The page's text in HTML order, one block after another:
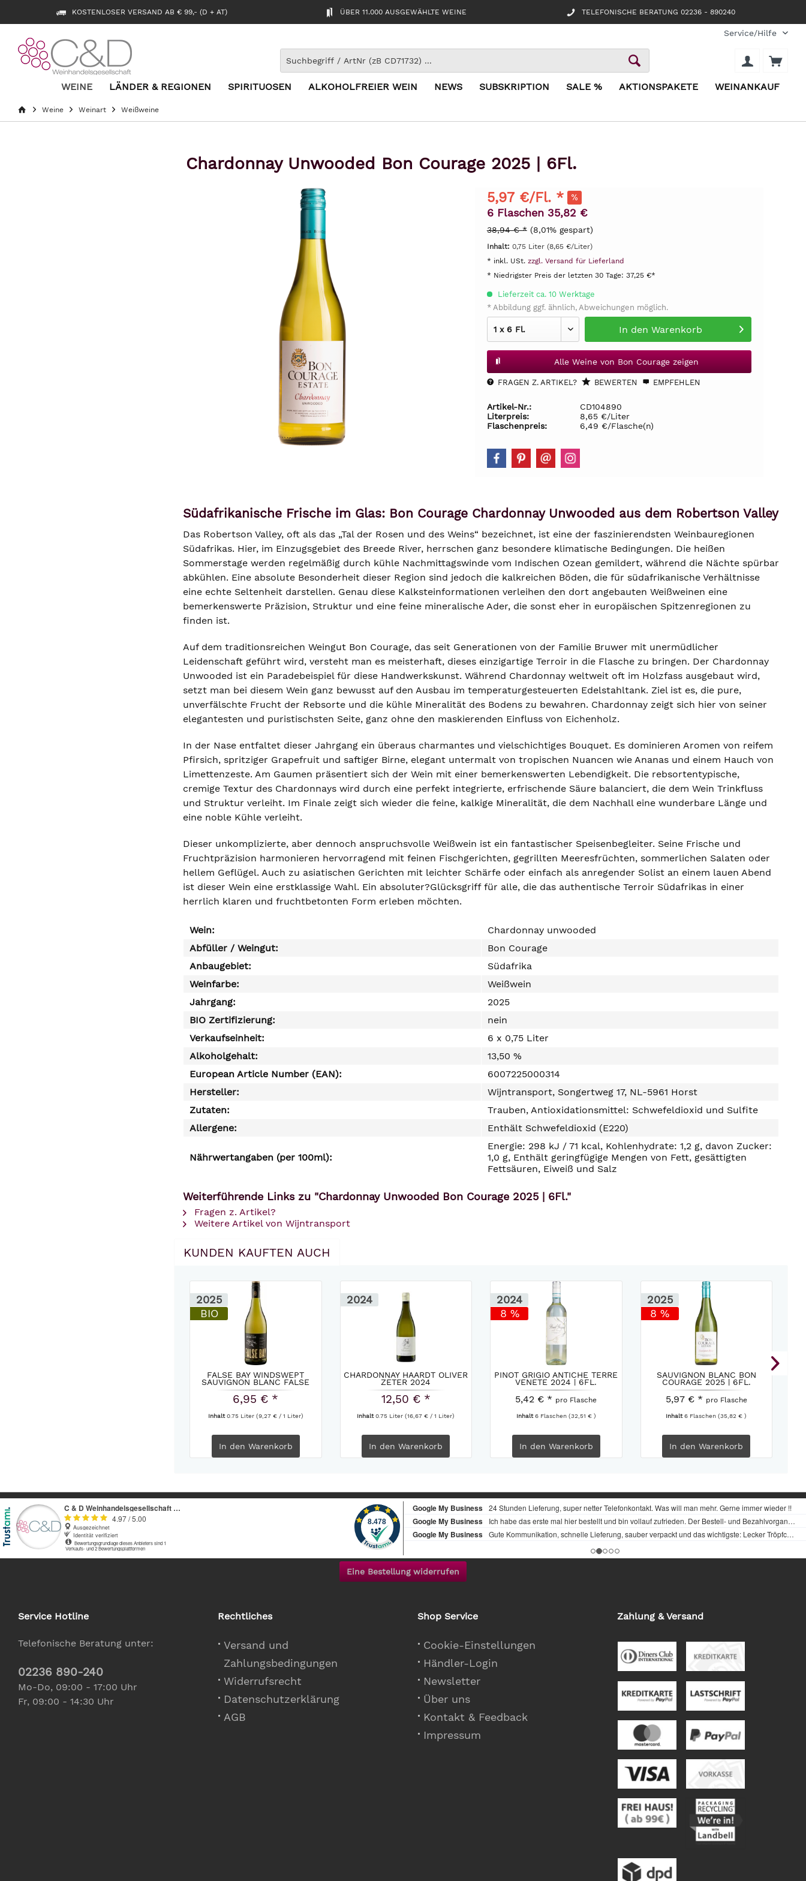
KOSTENLOSER VERSAND AB € 99,- (D + AT) ÜBER 11.000 AUSGEWÄHLTE WEINE TELEFONISCHE BERATUNG 02236 - 890240
Service/Hilfe
WEINE LÄNDER & REGIONEN SPIRITUOSEN ALKOHOLFREIER WEIN NEWS SUBSKRIPTION SALE % AKTIONSPAKETE WEINANKAUF
Weine Weinart Weißweine
Chardonnay Unwooded Bon Courage 2025 | 6Fl.
5,97 €/Fl. *
6 Flaschen 35,82 €
38,94 € * (8,01% gespart)
Inhalt: 0,75 Liter (8,65 €/Liter)
* inkl. USt. zzgl. Versand für Lieferland
* Niedrigster Preis der letzten 30 Tage: 37,25 €*
Lieferzeit ca. 10 Werktage
* Abbildung ggf. ähnlich, Abweichungen möglich.
In den Warenkorb
Alle Weine von Bon Courage zeigen
FRAGEN Z. ARTIKEL? BEWERTEN EMPFEHLEN
Artikel-Nr.:
CD104890
Literpreis:
8,65 €/Liter
Flaschenpreis:
6,49 €/Flasche(n)
Südafrikanische Frische im Glas: Bon Courage Chardonnay Unwooded aus dem Robertson Valley
Das Robertson Valley, oft als das „Tal der Rosen und des Weins“ bezeichnet, ist eine der faszinierendsten Weinbauregionen
Südafrikas. Hier, im Einzugsgebiet des Breede River, herrschen ganz besondere klimatische Bedingungen. Die heißen
Sommerstage werden regelmäßig durch kühle Nachmittagswinde vom Indischen Ozean gemildert, während die Nächte spürbar
abkühlen. Eine absolute Besonderheit dieser Region sind jedoch die kalkreichen Böden, die für südafrikanische Verhältnisse
eine echte Seltenheit darstellen. Genau diese Kalksteinformationen verleihen den dort angebauten Weißweinen eine
bemerkenswerte Präzision, Struktur und eine feine mineralische Ader, die sonst eher in europäischen Spitzenregionen zu
finden ist.
Auf dem traditionsreichen Weingut Bon Courage, das seit Generationen von der Familie Bruwer mit unermüdlicher
Leidenschaft geführt wird, versteht man es meisterhaft, dieses einzigartige Terroir in die Flasche zu bringen. Der Chardonnay
Unwooded ist ein Paradebeispiel für diese Handwerkskunst. Während Chardonnay weltweit oft im Holzfass ausgebaut wird,
setzt man bei diesem Wein ganz bewusst auf den Ausbau im temperaturgesteuerten Edelstahltank. Ziel ist es, die pure,
unverfälschte Frucht der Rebsorte und die kühle Mineralität des Bodens zu bewahren. Chardonnay zeigt sich hier von seiner
elegantesten und puristischsten Seite, ganz ohne den maskierenden Einfluss von Eichenholz.
In der Nase entfaltet dieser Jahrgang ein überaus charmantes und vielschichtiges Bouquet. Es dominieren Aromen von reifem
Pfirsich, spritziger Grapefruit und saftiger Birne, elegant untermalt von tropischen Nuancen wie Ananas und einem Hauch von
Limettenzeste. Am Gaumen präsentiert sich der Wein mit einer bemerkenswerten Lebendigkeit. Die rebsortentypische,
cremige Textur des Chardonnays wird durch eine perfekt integrierte, erfrischende Säure balanciert, die dem Wein Trinkfluss
und Struktur verleiht. Im Finale zeigt sich wieder die feine, kalkige Mineralität, die dem Nachhall eine wunderbare Länge und
eine noble Kühle verleiht.
Dieser unkomplizierte, aber dennoch anspruchsvolle Weißwein ist ein fantastischer Speisenbegleiter. Seine Frische und
Fruchtpräzision harmonieren hervorragend mit feinen Fischgerichten, gegrillten Meeresfrüchten, sommerlichen Salaten oder
hellem Geflügel. Auch zu asiatischen Gerichten mit leichter Schärfe oder einfach als anregender Solist an einem lauen Abend
ist dieser Wein eine erstklassige Wahl. Ein absoluter?Glücksgriff für alle, die das authentische Terroir Südafrikas in einer
herrlich klaren und fruchtbetonten Form erleben möchten.
Wein:
Chardonnay unwooded
Abfüller / Weingut:
Bon Courage
Anbaugebiet:
Südafrika
Weinfarbe:
Weißwein
Jahrgang:
2025
BIO Zertifizierung:
nein
Verkaufseinheit:
6 x 0,75 Liter
Alkoholgehalt:
13,50 %
European Article Number (EAN):
6007225000314
Hersteller:
Wijntransport, Songertweg 17, NL-5961 Horst
Zutaten:
Trauben, Antioxidationsmittel: Schwefeldioxid und Sulfite
Allergene:
Enthält Schwefeldioxid (E220)
Nährwertangaben (per 100ml):
Energie: 298 kJ / 71 kcal, Kohlenhydrate: 1,2 g, davon Zucker:
1,0 g, Enthält geringfügige Mengen von Fett, gesättigten
Fettsäuren, Eiweiß und Salz
Weiterführende Links zu "Chardonnay Unwooded Bon Courage 2025 | 6Fl."
Fragen z. Artikel?
Weitere Artikel von Wijntransport
KUNDEN KAUFTEN AUCH
2025
BIO
FALSE BAY WINDSWEPT
SAUVIGNON BLANC FALSE
BAY...
6,95 € *
Inhalt0.75 Liter (9,27 € / 1 Liter)
In den Warenkorb
2024
CHARDONNAY HAARDT OLIVER
ZETER 2024
12,50 € *
Inhalt0.75 Liter(16,67 € / 1 Liter)
In den Warenkorb
2024
8 %
PINOT GRIGIO ANTICHE TERRE
VENETE 2024 | 6FL.
5,42 € * pro Flasche
Inhalt6 Flaschen (32,51 € )
In den Warenkorb
2025
8 %
SAUVIGNON BLANC BON
COURAGE 2025 | 6FL.
5,97 € * pro Flasche
Inhalt6 Flaschen(35,82 € )
In den Warenkorb
Eine Bestellung widerrufen
Service Hotline
Telefonische Beratung unter:
02236 890-240
Mo-Do, 09:00 - 17:00 Uhr
Fr, 09:00 - 14:30 Uhr
Rechtliches
Versand und
Zahlungsbedingungen
Widerrufsrecht
Datenschutzerklärung
AGB
Shop Service
Cookie-Einstellungen
Händler-Login
Newsletter
Über uns
Kontakt & Feedback
Impressum
Zahlung & Versand